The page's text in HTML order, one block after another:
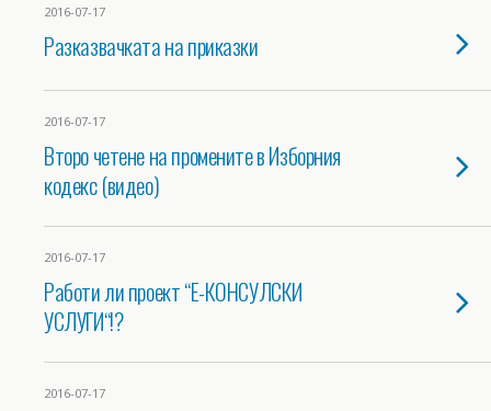
2016-07-17
Разказвачката на приказки
2016-07-17
Второ четене на промените в Изборния
кодекс (видео)
2016-07-17
Работи ли проект “Е-КОНСУЛСКИ
УСЛУГИ“!?
2016-07-17